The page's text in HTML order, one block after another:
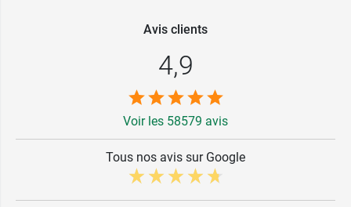
Avis clients
4,9
Voir les 58579 avis
Tous nos avis sur Google